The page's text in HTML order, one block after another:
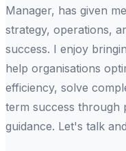
Manager, has given
strategy, operations,
success. I enjoy
help organisations
efficiency, solve
term success through
guidance. Let's talk